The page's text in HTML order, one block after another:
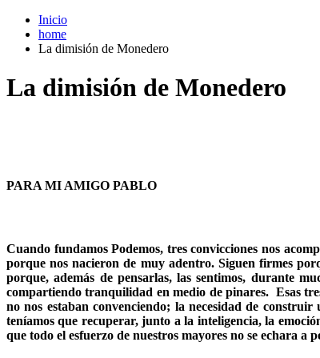
Inicio
home
La dimisión de Monedero
La dimisión de Monedero
PARA MI AMIGO PABLO
Cuando fundamos Podemos, tres convicciones nos
porque nos nacieron de muy adentro. Siguen firmes
porque, además de pensarlas, las sentimos, durante
compartiendo tranquilidad en medio de pinares. Esas
no nos estaban convenciendo; la necesidad de
teníamos que recuperar, junto a la inteligencia, la
que todo el esfuerzo de nuestros mayores no se echara a